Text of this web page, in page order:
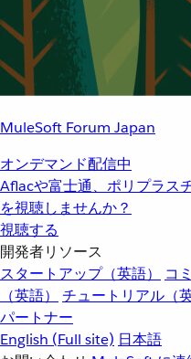
MuleSoft Forum Japan
オンデマンド配信中
Aflacや富士通、ポリプラス
を視聴しませんか？
視聴する
開発者リソース
スタートアップ（英語）
コ
（英語）
チュートリアル（英
パートナー
English (Full site) 日本語